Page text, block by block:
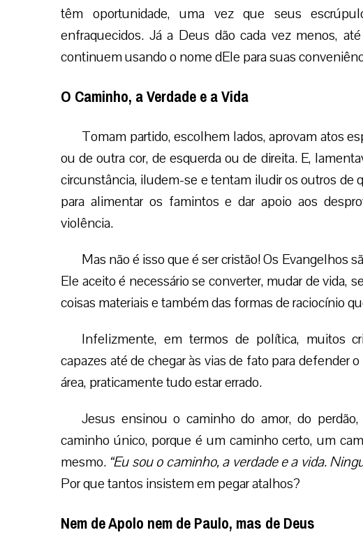
têm oportunidade, uma vez que seus
enfraquecidos. Já a Deus dão cada vez menos,
continuem usando o nome dEle para suas
O Caminho, a Verdade e a Vida
Tomam partido, escolhem lados, aprovam atos
ou de outra cor, de esquerda ou de direita. E,
circunstância, iludem-se e tentam iludir os outros de
para alimentar os famintos e dar apoio aos
violência.
Mas não é isso que é ser cristão! Os Evangelhos
Ele aceito é necessário se converter, mudar de vida,
coisas materiais e também das formas de raciocínio
Infelizmente, em termos de política, muitos
capazes até de chegar às vias de fato para defender
área, praticamente tudo estar errado.
Jesus ensinou o caminho do amor, do
caminho único, porque é um caminho certo, um
mesmo. “Eu sou o caminho, a verdade e a vida.
Por que tantos insistem em pegar atalhos?
Nem de Apolo nem de Paulo, mas de Deus